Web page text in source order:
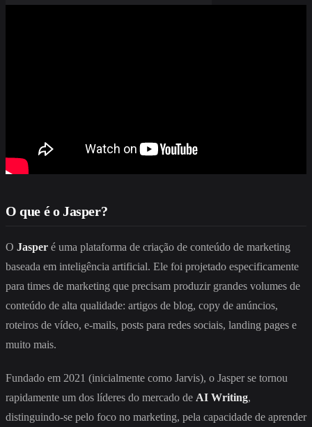
O que é o Jasper?
O Jasper é uma plataforma de criação de conteúdo de marketing
baseada em inteligência artificial. Ele foi projetado especificamente
para times de marketing que precisam produzir grandes volumes de
conteúdo de alta qualidade: artigos de blog, copy de anúncios,
roteiros de vídeo, e-mails, posts para redes sociais, landing pages e
muito mais.
Fundado em 2021 (inicialmente como Jarvis), o Jasper se tornou
rapidamente um dos líderes do mercado de AI Writing,
distinguindo-se pelo foco no marketing, pela capacidade de aprender